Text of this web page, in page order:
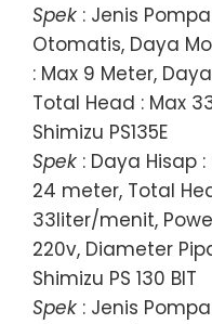
Spek : Jenis
Otomatis, Daya
: Max 9 Meter,
Total Head : Max
Shimizu PS135E
Spek : Daya Hisap
24 meter, Total
33liter/menit,
220v, Diameter
Shimizu PS 130 BIT
Spek : Jenis